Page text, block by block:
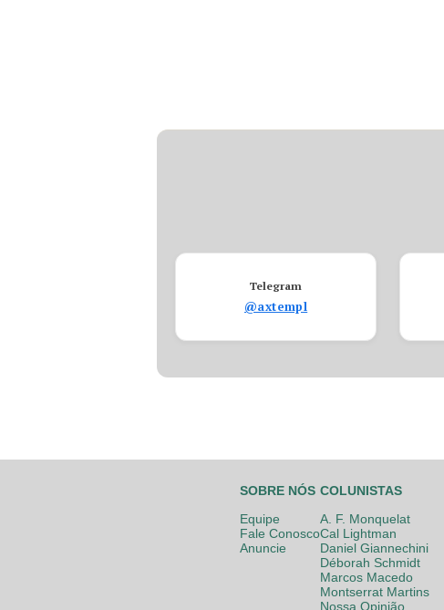
Telegram
@axtempl
SOBRE NÓS
Equipe
Fale Conosco
Anuncie
COLUNISTAS
A. F. Monquelat
Cal Lightman
Daniel Giannechini
Déborah Schmidt
Marcos Macedo
Montserrat Martins
Nossa Opinião